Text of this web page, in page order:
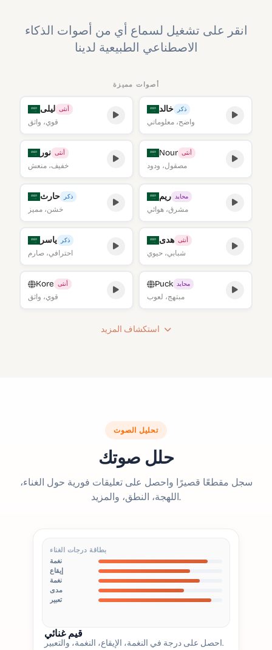
انقر على تشغيل لسماع أي من أصوات الذكاء
الاصطناعي الطبيعية لدينا
أصوات مميزة
ليلى أنثى
قوي، واثق
خالد ذكر
واضح، معلوماتي
نور أنثى
خفيف، منعش
Nour أنثى
مصقول، ودود
حارث ذكر
خشن، مميز
ريم محايد
مشرق، هوائي
ياسر ذكر
احترافي، صارم
هدى أنثى
شبابي، حيوي
Kore أنثى
قوي، واثق
Puck محايد
مبتهج، لعوب
تحليل الصوت
حلل صوتك
سجل مقطعًا قصيرًا واحصل على تعليقات فورية حول الغناء،
اللهجة، النطق، والمزيد.
بطاقة درجات الغناء
نغمة
إيقاع
نغمة
مدى
تعبير
قيم غنائي
احصل على درجة في النغمة، الإيقاع، النغمة، والتعبير.